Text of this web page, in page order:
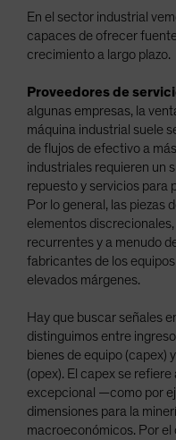
En el sector industrial
capaces de ofrecer
crecimiento a largo plazo.
Proveedores de
algunas empresas, la
máquina industrial suele
de flujos de efectivo a
industriales requieren un
repuesto y servicios para
Por lo general, las piezas
elementos
recurrentes y a menudo
fabricantes de los
elevados márgenes.
Hay que buscar señales
distinguimos entre
bienes de equipo (capex)
(opex). El capex se
excepcional —como por
dimensiones para la
macroeconómicos. Por